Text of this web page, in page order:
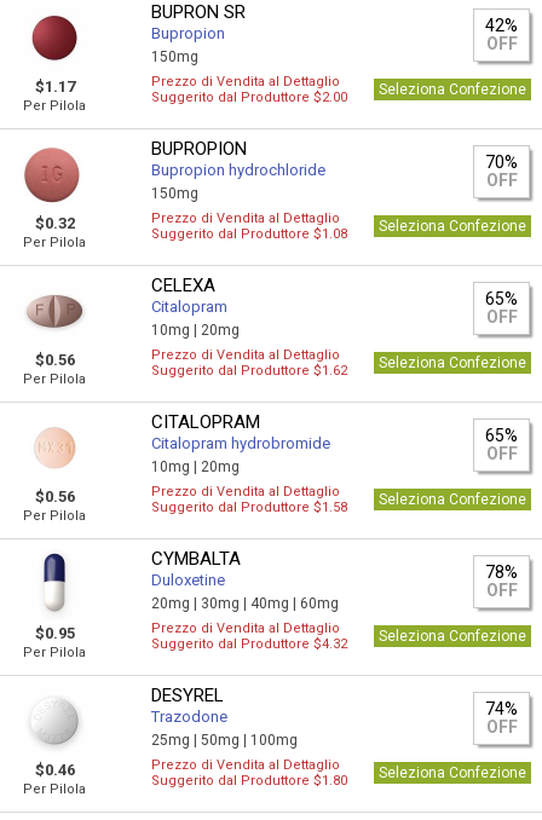
$1.17
Per Pilola
BUPRON SR
Bupropion
150mg
42%
OFF
Prezzo di Vendita al Dettaglio
Suggerito dal Produttore $2.00
Seleziona Confezione
$0.32
Per Pilola
BUPROPION
Bupropion hydrochloride
150mg
70%
OFF
Prezzo di Vendita al Dettaglio
Suggerito dal Produttore $1.08
Seleziona Confezione
$0.56
Per Pilola
CELEXA
Citalopram
10mg | 20mg
65%
OFF
Prezzo di Vendita al Dettaglio
Suggerito dal Produttore $1.62
Seleziona Confezione
$0.56
Per Pilola
CITALOPRAM
Citalopram hydrobromide
10mg | 20mg
65%
OFF
Prezzo di Vendita al Dettaglio
Suggerito dal Produttore $1.58
Seleziona Confezione
$0.95
Per Pilola
CYMBALTA
Duloxetine
20mg | 30mg | 40mg | 60mg
78%
OFF
Prezzo di Vendita al Dettaglio
Suggerito dal Produttore $4.32
Seleziona Confezione
$0.46
Per Pilola
DESYREL
Trazodone
25mg |50mg | 100mg
74%
OFF
Prezzo di Vendita al Dettaglio
Suggerito dal Produttore $1.80
Seleziona Confezione